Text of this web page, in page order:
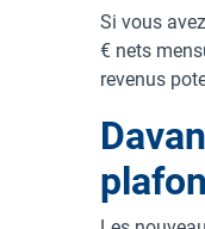
Si vous
€ nets
revenus